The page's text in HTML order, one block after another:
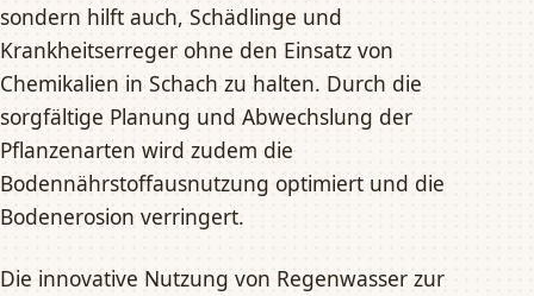
sondern hilft auch, Schädlinge und
Krankheitserreger ohne den Einsatz von
Chemikalien in Schach zu halten. Durch die
sorgfältige Planung und Abwechslung der
Pflanzenarten wird zudem die
Bodennährstoffausnutzung optimiert und die
Bodenerosion verringert.
Die innovative Nutzung von Regenwasser zur